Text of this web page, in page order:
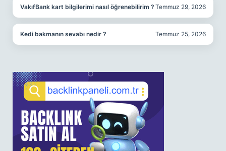
VakıfBank kart bilgilerimi nasıl öğrenebilirim ? Temmuz 29, 2026
Kedi bakmanın sevabı nedir ? Temmuz 25, 2026